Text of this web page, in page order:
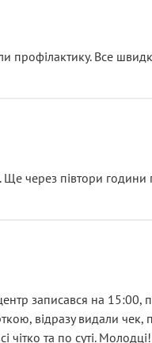
профілактику. Все
через півтори години
записався на 15:00,
відразу видали чек,
та по суті.